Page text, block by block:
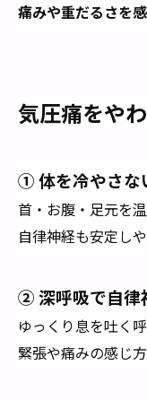
痛みや重だるさを
気圧痛をや
① 体を冷やさな
首・お腹・足元を
自律神経も安定し
② 深呼吸で自律
ゆっくり息を吐く
緊張や痛みの感じ